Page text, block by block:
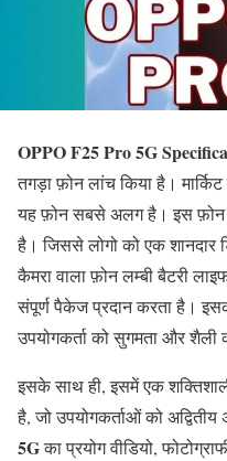
OPPO F25 Pro 5G
तगड़ा फ़ोन लांच किया है।
यह फ़ोन सबसे अलग है। इस
है। जिससे लोगो को एक शानदार
कैमरा वाला फ़ोन लम्बी बैटरी
संपूर्ण पैकेज प्रदान करता है।
उपयोगकर्ता को सुगमता और शैली
इसके साथ ही, इसमें एक
है, जो उपयोगकर्ताओं को
5Gका प्रयोग वीडियो,